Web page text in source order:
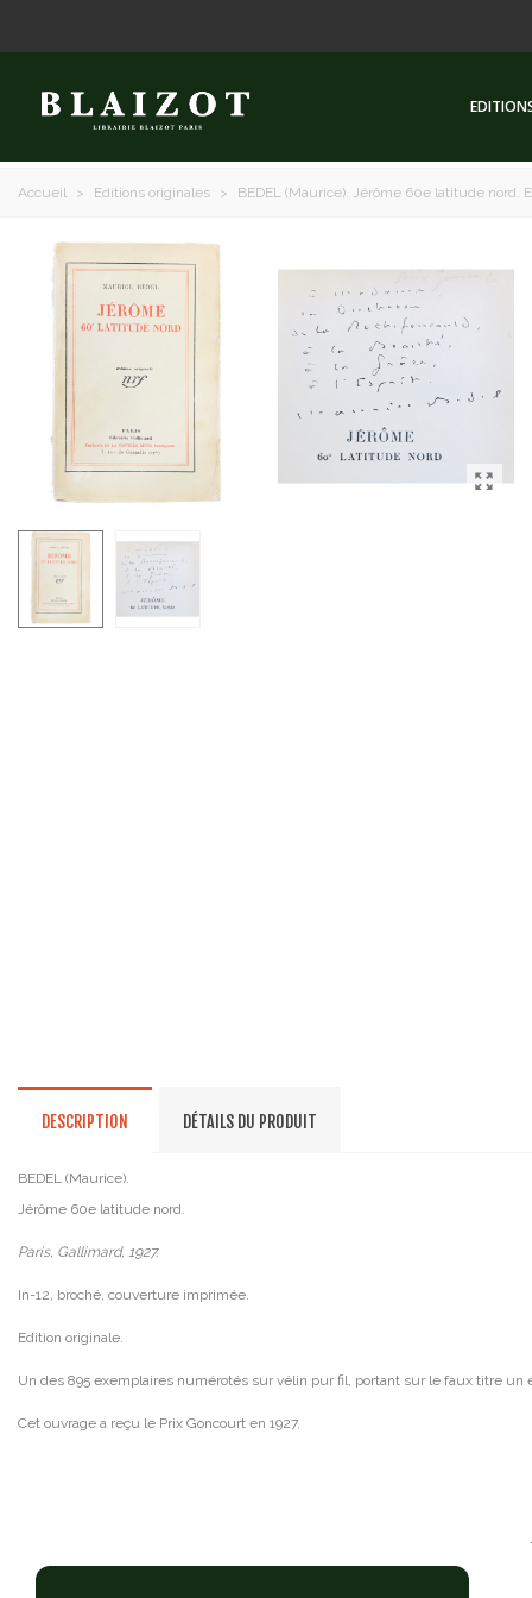
Accueil > Editions originales > BEDEL (Maurice). Jérôme 60e latitude nord.
DESCRIPTION DÉTAILS DU PRODUIT
BEDEL (Maurice).
Jérôme 60e latitude nord.
Paris, Gallimard, 1927.
In-12, broché, couverture imprimée.
Edition originale.
Un des 895 exemplaires numérotés sur vélin pur fil, portant sur le faux titre
Cet ouvrage a reçu le Prix Goncourt en 1927.